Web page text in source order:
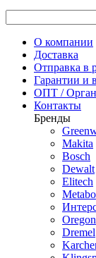
О компании
Доставка
Отправка в
Гарантии и
ОПТ /
Контакты
Бренды
Makita
Bosch
Dewalt
Elitech
Metabo
Oregon
Dremel